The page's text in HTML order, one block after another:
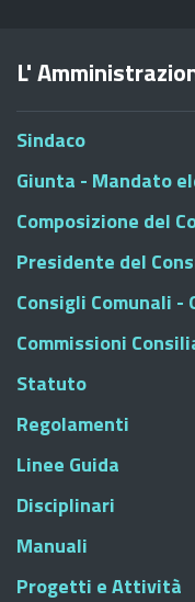
L'
Sindaco
Giunta - Mandato
Composizione del
Presidente del
Consigli Comunali
Commissioni
Statuto
Regolamenti
Linee Guida
Disciplinari
Manuali
Progetti e Attività